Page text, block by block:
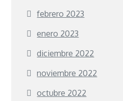
febrero 2023
enero 2023
diciembre 2022
noviembre 2022
octubre 2022